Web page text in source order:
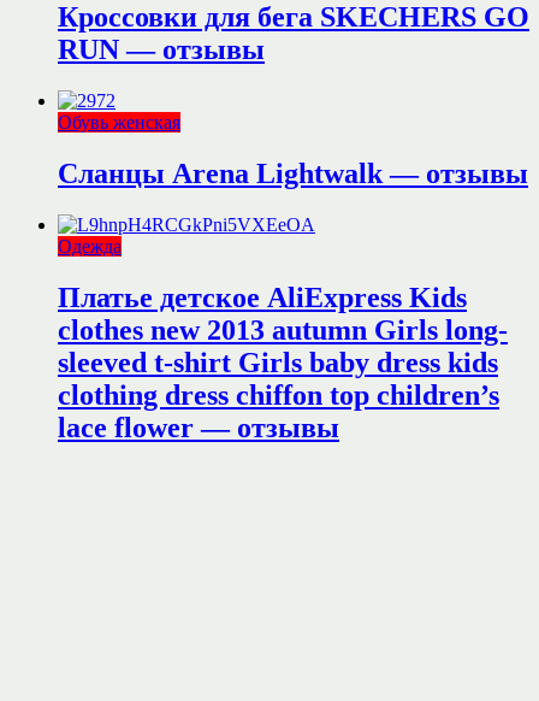
Кроссовки для бега SKECHERS GO
RUN — отзывы
Обувь женская
Сланцы Arena Lightwalk — отзывы
Одежда
Платье детское AliExpress Kids
clothes new 2013 autumn Girls long-
sleeved t-shirt Girls baby dress kids
clothing dress chiffon top children’s
lace flower — отзывы